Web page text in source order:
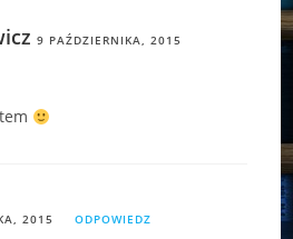
9 PAŹDZIERNIKA, 2015
2015 ODPOWIEDZ